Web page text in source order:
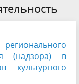
(надзора) в
культурного